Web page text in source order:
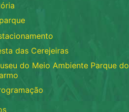
das Cerejeiras
do Meio Ambiente Parque do